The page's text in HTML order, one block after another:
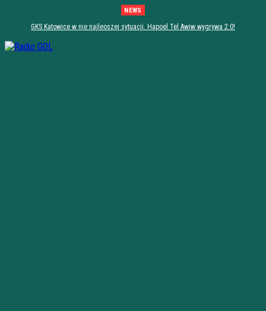
NEWS
GKS Katowice w nie najleoszej sytuacji. Hapoel Tel Awiw wygrywa 2:0!